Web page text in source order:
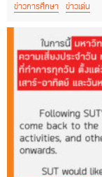
ข่าวการศึกษา ข่าวเด่น